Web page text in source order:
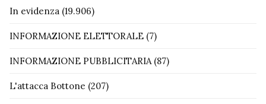
In evidenza (19.906)
INFORMAZIONE ELETTORALE (7)
INFORMAZIONE PUBBLICITARIA(87)
L'attacca Bottone (207)